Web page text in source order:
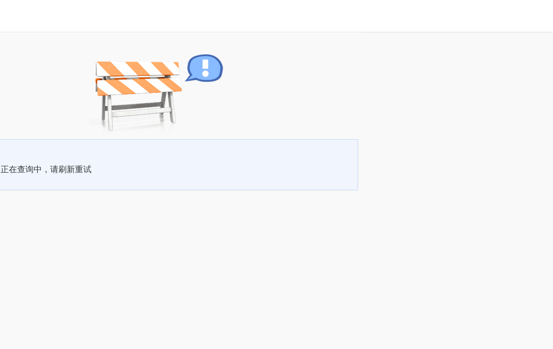
正在查询中，请刷新重试